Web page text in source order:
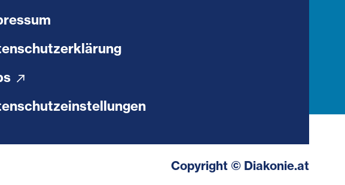
Copyright © Diakonie.at